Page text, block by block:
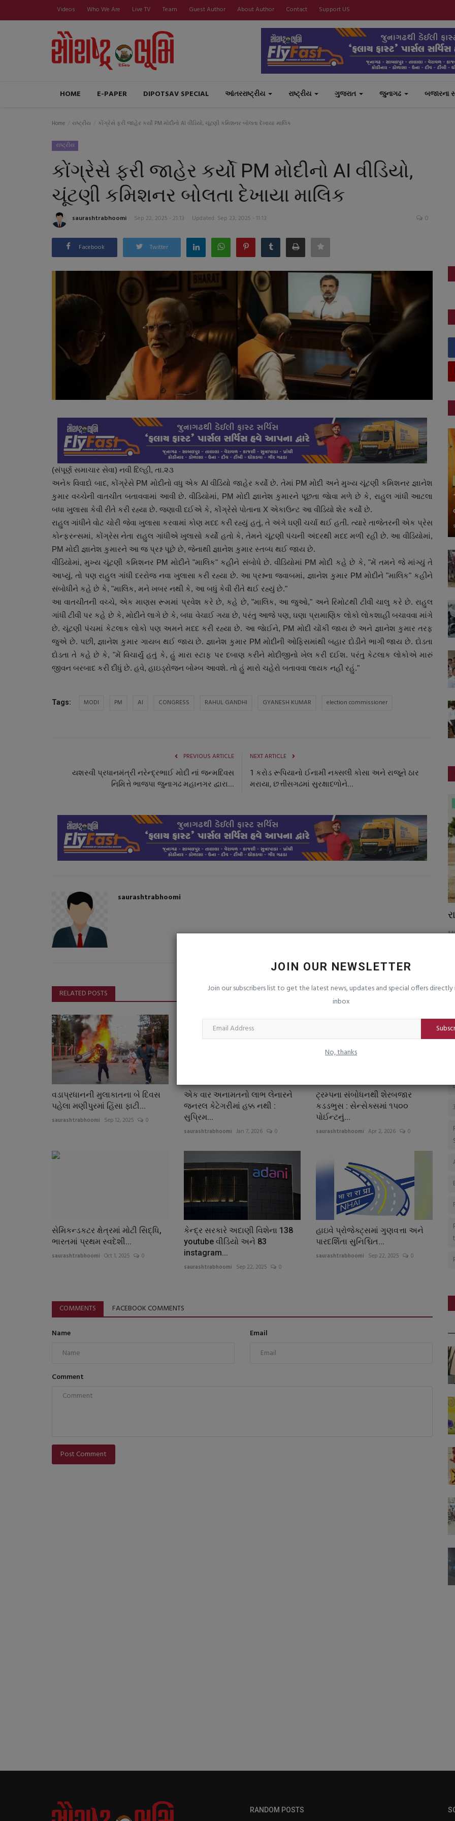
Videos Who We Are Live TV Team Guest Author About Author Contact Support US
HOME E-PAPER DIPOTSAV SPECIAL આંતરરાષ્ટ્રીય રાષ્ટ્રીય ગુજરાત જુનાગઢ બજારના
JOIN OUR NEWSLETTER
Join our subscribers list to get the latest news, updates and special offers directly
inbox
No, thanks
Home રાષ્ટ્રીય કોંગ્રેસે ફરી જાહેર કર્યો PM મોદીનો AI વીડિયો, ચૂંટણી કમિશનર બોલતા દેખાયા માલિક
રાષ્ટ્રીય
કોંગ્રેસે ફરી જાહેર કર્યો PM મોદીનો AI વીડિયો,
ચૂંટણી કમિશનર બોલતા દેખાયા માલિક
saurashtrabhoomi Sep 22, 2025 - 21:13 Updated: Sep 23, 2025 - 11:13 0
Facebook Twitter
(સંપૂર્ણ સમાચાર સેવા) નવી દિલ્હી, તા.૨૩
અનેક વિવાદો બાદ, કોંગ્રેસે PM મોદીનો વધુ એક AI વીડિયો જાહેર કર્યો છે. તેમાં PM મોદી અને મુખ્ય ચૂંટણી કમિશનર જ્ઞાનેશ
કુમાર વચ્ચેની વાતચીત બતાવવામાં આવી છે. વીડિયોમાં, PM મોદી જ્ઞાનેશ કુમારને પૂછતા જાેવા મળે છે કે, રાહુલ ગાંધી આટલા
બધા ખુલાસા કેવી રીતે કરી રહ્યા છે. જણાવી દઈએ કે, કોંગ્રેસે પોતાના X એકાઉન્ટ આ વીડિયો શેર કર્યો છે.
રાહુલ ગાંધીને વોટ ચોરી જેવા ખુલાસા કરવામાં કોણ મદદ કરી રહ્યું હતું, તે અંગે ઘણી ચર્ચા થઈ હતી. ત્યારે તાજેતરની એક પ્રેસ
કોન્ફરન્સમાં, કોંગ્રેસ નેતા રાહુલ ગાંધીએ ખુલાસો કર્યો હતો કે, તેમને ચૂંટણી પંચની અંદરથી મદદ મળી રહી છે. આ વીડિયોમાં,
PM મોદી જ્ઞાનેશ કુમારને આ જ પ્રશ્ન પૂછે છે, જેનાથી જ્ઞાનેશ કુમાર સ્તબ્ધ થઈ જાય છે.
વીડિયોમાં, મુખ્ય ચૂંટણી કમિશનર PM મોદીને "માલિક" કહીને સંબોધે છે. વીડિયોમાં PM મોદી કહે છે કે, "મેં તમને જે માંગ્યું તે
આપ્યું, તો પણ રાહુલ ગાંધી દરરોજ નવા ખુલાસા કરી રહ્યા છે. આ પ્રશ્નના જવાબમાં, જ્ઞાનેશ કુમાર PM મોદીને "માલિક" કહીને
સંબોધીને કહે છે કે, "માલિક, મને ખબર નથી કે, આ બધું કેવી રીતે થઈ રહ્યું છે."
આ વાતચીતની વચ્ચે, એક માણસ રૂમમાં પ્રવેશ કરે છે, કહે છે, "માલિક, આ જુઓ," અને રિમોટથી ટીવી ચાલુ કરે છે. રાહુલ
ગાંધી ટીવી પર કહે છે કે, મોદીને લાગે છે કે, બધા વેચાઈ ગયા છે, પરંતુ આજે પણ, ઘણા પ્રામાણિક લોકો લોકશાહી બચાવવા માંગે
છે. ચૂંટણી પંચમાં કેટલાક લોકો પણ અમને મદદ કરી રહ્યા છે. આ જાેઈને, PM મોદી ચોંકી જાય છે અને જ્ઞાનેશ કુમાર તરફ
જુએ છે. પછી, જ્ઞાનેશ કુમાર ગાયબ થઈ જાય છે. જ્ઞાનેશ કુમાર PM મોદીની ઓફિસમાંથી બહાર દોડીને ભાગી જાય છે. દોડતા
દોડતા તે કહે છે કે, "મેં વિચાર્યું હતું કે, હું મારા સ્ટાફ પર દબાણ કરીને મોદીજીનો ખેલ કરી દઈશ. પરંતુ કેટલાક લોકોએ મારું
જીવન બરબાદ કરી દીધું છે. હવે, હાઇડ્રોજન બોમ્બ આવશે. તો હું મારો ચહેરો બતાવવા લાયક નહીં રહું."
Tags: MODI PM AI CONGRESS RAHUL GANDHI GYANESH KUMAR election commissioner
PREVIOUS ARTICLE
યશસ્વી પ્રધાનમંત્રી નરેન્દ્રભાઈ મોદી નાં જન્મદિવસ
નિમિત્તે ભાજપા જુનાગઢ મહાનગર દ્વારા...
NEXT ARTICLE
1 કરોડ રૂપિયાનો ઈનામી નક્સલી કોસા અને રાજૂને ઠાર
મરાયા, છત્તીસગઢમાં સુરક્ષાદળોને...
saurashtrabhoomi
RELATED POSTS
વડાપ્રધાનની મુલાકાતના બે દિવસ
પહેલા મણીપુરમાં હિંસા ફાટી...
saurashtrabhoomi Sep 12, 2025 0
એક વાર અનામતનો લાભ લેનારને
જનરલ કેટેગરીમાં હક્ક નથી :
સુપ્રિમ...
saurashtrabhoomi Jan 7, 2026 0
ટ્રમ્પના સંબોધનથી શેરબજાર
કડડભુસ : સેન્સેક્સમાં ૧પ૦૦
પોઈન્ટનું...
saurashtrabhoomi Apr 2, 2026 0
સેમિકન્ડકટર ક્ષેત્રમાં મોટી સિદ્ધિ,
ભારતમાં પ્રથમ સ્વદેશી...
saurashtrabhoomi Oct 1, 2025 0
કેન્દ્ર સરકારે અદાણી વિશેના 138
youtube વીડિયો અને 83
instagram...
saurashtrabhoomi Sep 22, 2025 0
હાઇવે પ્રોજેક્ટ્સમાં ગુણવત્તા અને
પારદર્શિતા સુનિશ્ચિત...
saurashtrabhoomi Sep 22, 2025 0
COMMENTS FACEBOOK COMMENTS
Name Email
Comment
Post Comment
વિવેક ઓબેરોયની હિરોઈન અરૂણા શીલ્ડ્સે
કેમ છોડી ફિલ્મી દુનિયા?...
saurashtrabhoomi
RANDOM POSTS